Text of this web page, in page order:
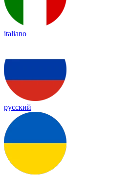
italiano
русский